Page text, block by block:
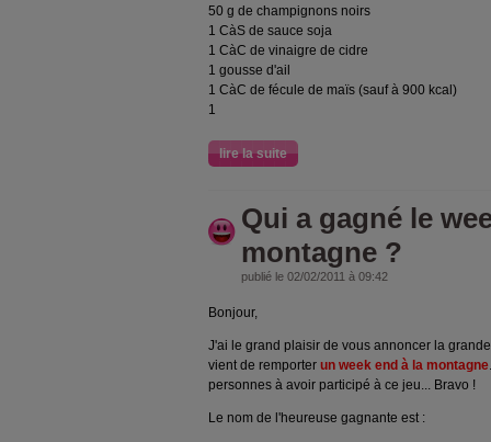
50 g de champignons noirs
1 CàS de sauce soja
1 CàC de vinaigre de cidre
1 gousse d'ail
1 CàC de fécule de maïs (sauf à 900 kcal)
1
lire la suite
Qui a gagné le
montagne ?
publié le 02/02/2011 à 09:42
Bonjour,
J'ai le grand plaisir de vous annoncer la
vient de remporter un week end à la montagne
personnes à avoir participé à ce jeu... Bravo !
Le nom de l'heureuse gagnante est :